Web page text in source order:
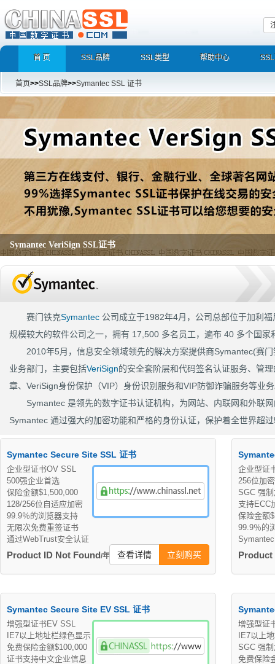
首 页 SSL品牌 SSL类型 帮助中心
首页>>SSL品牌>>Symantec SSL 证书
Symantec VeriSign SSL证书
Secure Site Pro with EV SSL Certificates,Secure Site with EV SSL Certificates,Secure
业、全球著名网站 99%选择Symantec SSL证书保护在线交易的安全。 不用犹豫
赛门铁克Symantec 公司成立于1982年4月，公司总部位于加利
规模较大的软件公司之一，拥有 17,500 多名员工，遍布 40 多个国家
2010年5月，信息安全领域领先的解决方案提供商Symantec(赛
业务部门，主要包括VeriSign的安全套阶层和代码签名认证服务、管
章、VeriSign身份保护（VIP）身份识别服务和VIP防御诈骗服务等业
Symantec 是领先的数字证书认证机构，为网站、内联网和外联
Symantec 通过强大的加密功能和严格的身份认证，保护着全世界超
Symantec Secure Site SSL 证书
企业型证书OV SSL
500强企业首选
保险金额$1,500,000
128/256位自适应加密
99.9％的浏览器支持
无限次免费重签证书
通过WebTrust安全认证
Product ID Not Found/年 查看详情 立刻购买
企业型证
256位加
SGC 强
支持ECC
保险金额
99.9％的
Product
Symantec Secure Site EV SSL 证书
增强型证书EV SSL
IE7以上地址栏绿色显示
免费保险金额$100,000
证书支持中文企业信息
增强型证
IE7以上
SGC 强
免费保险